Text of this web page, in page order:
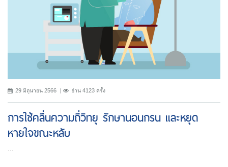
29 มิถุนายน 2566 อ่าน 4123 ครั้ง
การใช้คลื่นความถี่วิทยุ รักษานอนกรน และหยุด
หายใจขณะหลับ